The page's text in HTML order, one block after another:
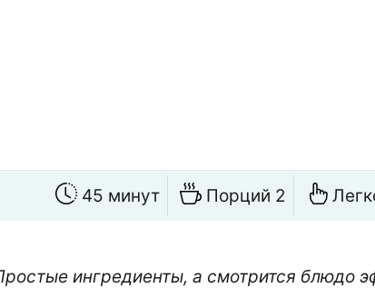
45 минут Порций 2
ингредиенты, а смотрится блюдо